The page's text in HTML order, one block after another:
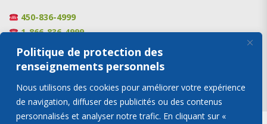
Politique de protection des
renseignements personnels
Nous utilisons des cookies pour améliorer votre expérience
de navigation, diffuser des publicités ou des contenus
personnalisés et analyser notre trafic. En cliquant sur «
450-836-4999
1-866-836-4999
450-836-4482
info@envol-entraide.ca